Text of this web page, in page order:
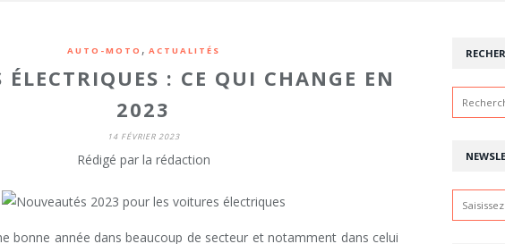
AUTO-MOTO , ACTUALITÉS
ÉLECTRIQUES : CE QUI CHANGE EN
2023
14 FÉVRIER 2023
Rédigé par la rédaction
bonne année dans beaucoup de secteur et notamment dans celui